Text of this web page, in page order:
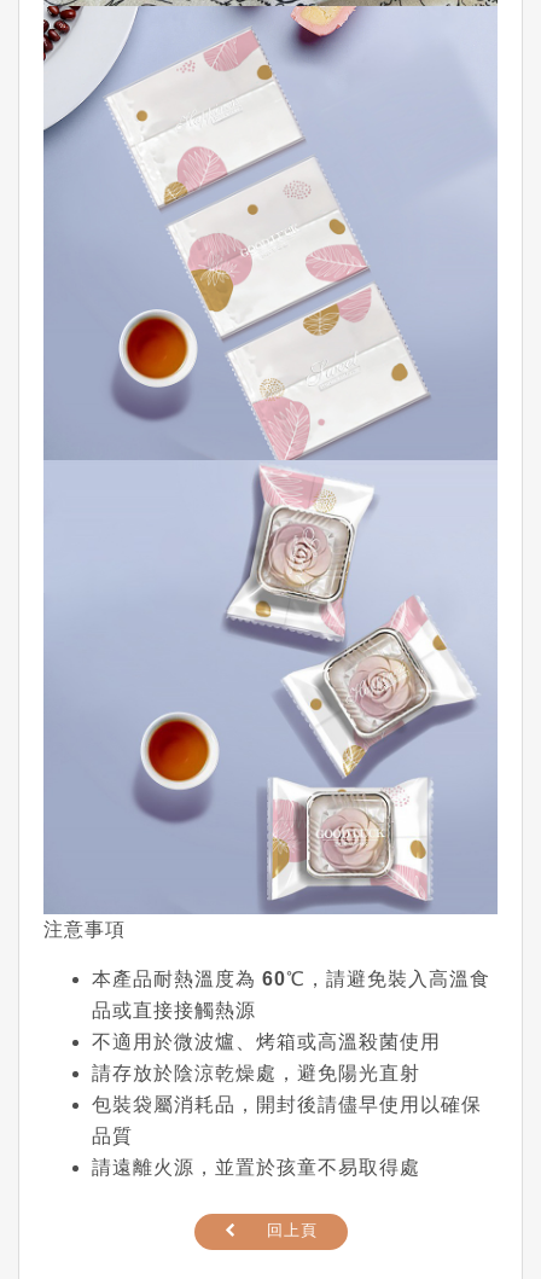
注意事項
本產品耐熱溫度為 60℃ ，請避免裝入高溫食
品或直接接觸熱源
不適用於微波爐、烤箱或高溫殺菌使用
請存放於陰涼乾燥處，避免陽光直射
包裝袋屬消耗品，開封後請儘早使用以確保
品質
請遠離火源，並置於孩童不易取得處
回上頁